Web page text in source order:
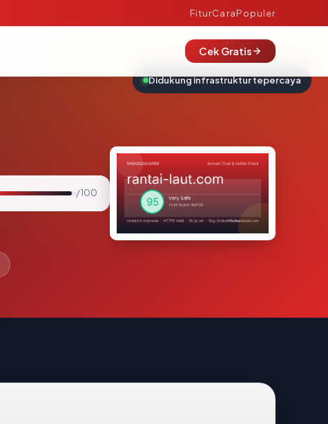
FiturCaraPopuler
Cek Gratis
/ 100
Didukung infrastruktur tepercaya